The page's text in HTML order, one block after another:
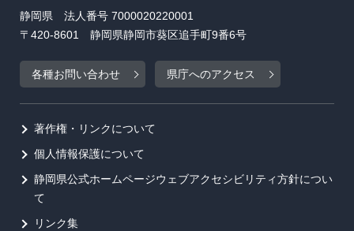
静岡県 法人番号 7000020220001
〒420-8601 静岡県静岡市葵区追手町9番6号
各種お問い合わせ 県庁へのアクセス
著作権・リンクについて
個人情報保護について
静岡県公式ホームページウェブアクセシビリティ方針につい
て
リンク集